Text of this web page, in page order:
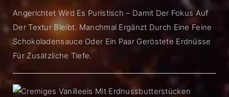
Angerichtet Wird Es Puristisch – Damit Der Fokus Auf
Der Textur Bleibt. Manchmal Ergänzt Durch Eine Feine
Schokoladensauce Oder Ein Paar Geröstete Erdnüsse
Für Zusätzliche Tiefe.